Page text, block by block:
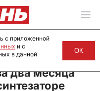
два месяца
с приложенной
и с
в данной
ОК